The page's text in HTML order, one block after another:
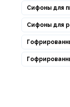
Сифоны для
Сифоны для